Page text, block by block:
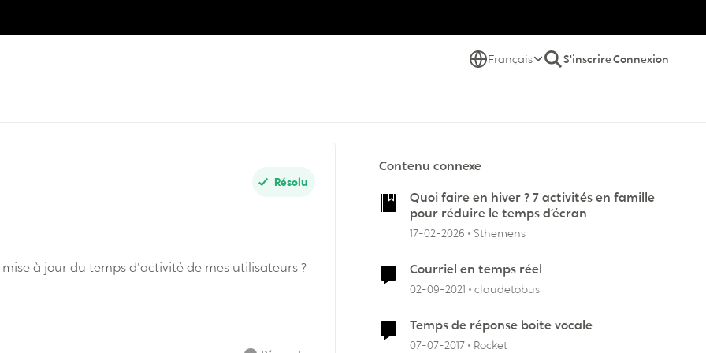
Français S'inscrireConnexion
Résolu
Contenu connexe
Quoi faire en hiver ? 7 activités en famille
pour réduire le temps d’écran
17-02-2026 Sthemens
Courriel en temps réel
02-09-2021 claudetobus
Temps de réponse boite vocale
07-07-2017 Rocket